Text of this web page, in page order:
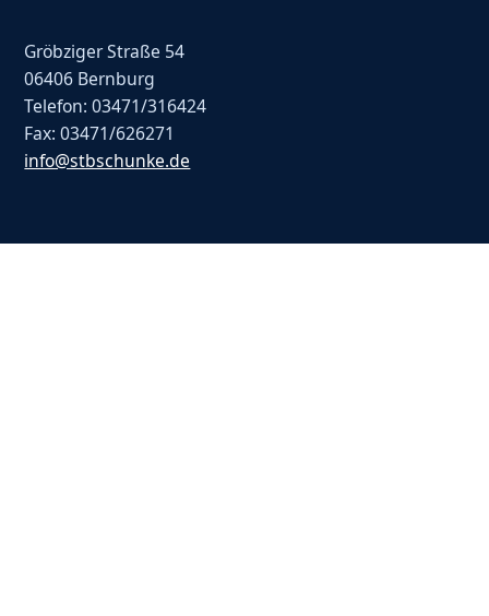
Gröbziger Straße 54
06406 Bernburg
Telefon: 03471/316424
Fax: 03471/626271
info@stbschunke.de